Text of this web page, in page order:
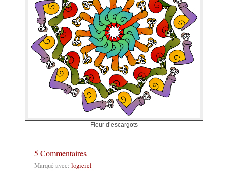
Fleur d’escargots
5 Commentaires
Marqué avec: logiciel